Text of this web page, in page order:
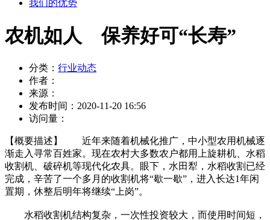
我们的优势
农机如人 保养好可“长寿”
分类： 行业动态
作者：
来源：
发布时间： 2020-11-20 16:56
访问量：
【概要描述】
近年来随着机械化推广，中小型农用机械逐
渐走入寻常百姓家。现在农村大多数农户都用上旋耕机、水稻
收割机、破碎机等现代化农具。眼下，水田犁，水稻收割已经
完成，辛苦了一个多月的收割机将“歇一歇”，进入长达1年闲
置期，休整后明年将继续“上岗”。
水稻收割机结构复杂，一次性投资较大，而使用时间短，